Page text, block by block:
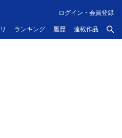
ランキング 履歴 連載作品
ログイン・会員登録